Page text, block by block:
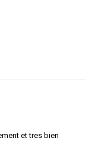
et tres bien